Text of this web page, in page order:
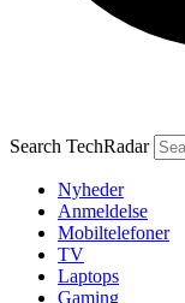
Search TechRadar
Nyheder
Anmeldelse
Mobiltelefoner
TV
Laptops
Gaming